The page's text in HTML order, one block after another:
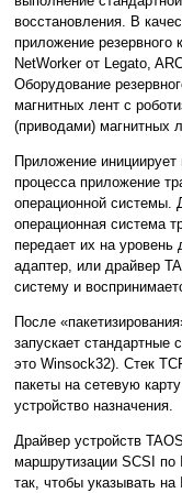
восстановления. В
приложение резервного
NetWorker от Legato,
Оборудование
магнитных лент с
(приводами) магнитных
Приложение инициирует
процесса приложение
операционной системы.
операционная система
передает их на уровень
адаптер, или драйвер
систему и
После
запускает стандартные
это Winsock32). Стек
пакеты на сетевую
устройство назначения.
Драйвер устройств
маршрутизации SCSI по
так, чтобы указывать